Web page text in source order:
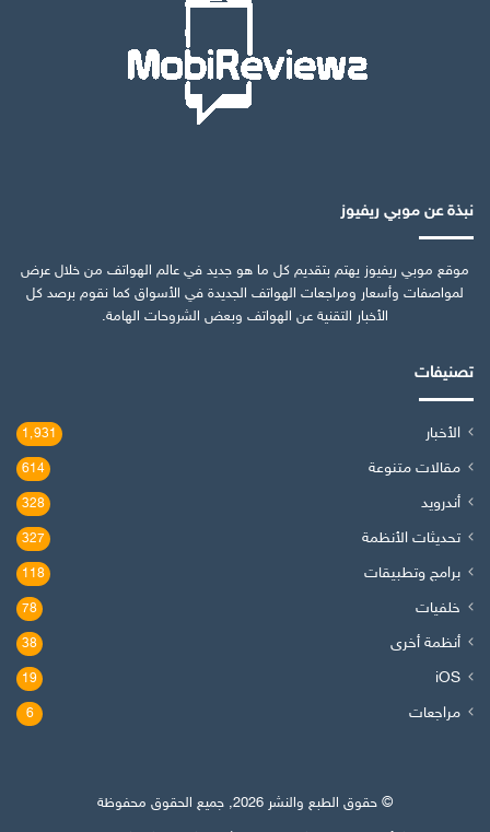
نبذة عن موبي ريفيوز
موقع موبي ريفيوز يهتم بتقديم كل ما هو جديد في عالم الهواتف من خلال عرض
لمواصفات وأسعار ومراجعات الهواتف الجديدة في الأسواق كما نقوم برصد كل
الأخبار التقنية عن الهواتف وبعض الشروحات الهامة.
تصنيفات
الأخبار 1٬931
مقالات متنوعة 614
أندرويد 328
تحديثات الأنظمة 327
برامج وتطبيقات 118
خلفيات 78
أنظمة أخرى 38
iOS
19
مراجعات 6
© حقوق الطبع والنشر 2026, جميع الحقوق محفوظة